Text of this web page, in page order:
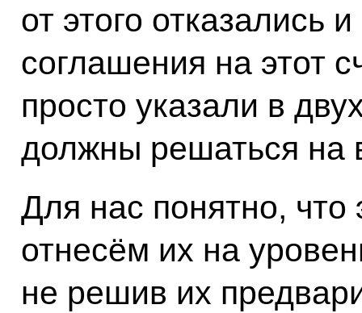
от этого отказались
соглашения на этот
просто указали в
должны решаться на
Для нас понятно,
отнесём их на
не решив их